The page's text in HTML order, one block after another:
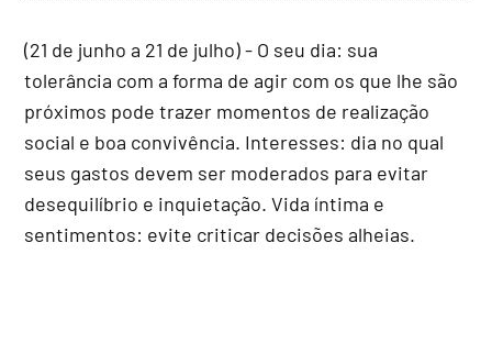
(21 de junho a 21 de julho) - O seu dia: sua
tolerância com a forma de agir com os que lhe são
próximos pode trazer momentos de realização
social e boa convivência. Interesses: dia no qual
seus gastos devem ser moderados para evitar
desequilíbrio e inquietação. Vida íntima e
sentimentos: evite criticar decisões alheias.